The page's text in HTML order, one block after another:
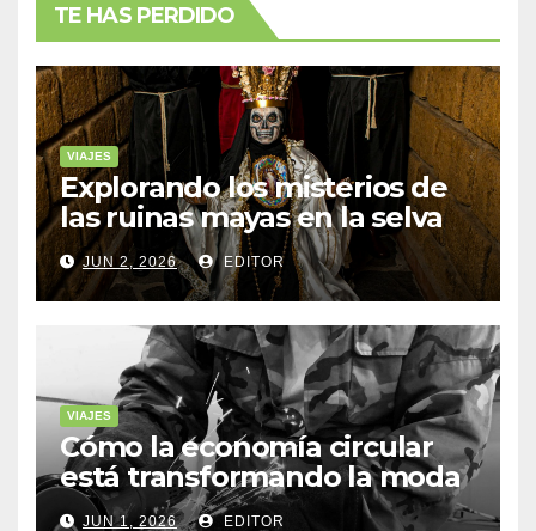
TE HAS PERDIDO
VIAJES
Explorando los misterios de
las ruinas mayas en la selva
de Yucatán
JUN 2, 2026 EDITOR
VIAJES
Cómo la economía circular
está transformando la moda
sostenible
JUN 1, 2026 EDITOR